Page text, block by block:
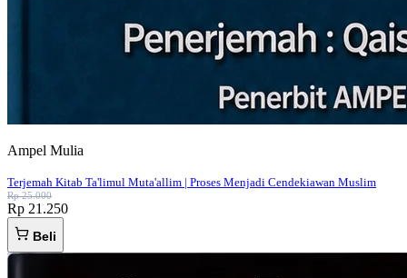
Ampel Mulia
Terjemah Kitab Ta'limul Muta'allim | Proses Menjadi Cendekiawan Muslim
Rp 25.000
Rp 21.250
Beli